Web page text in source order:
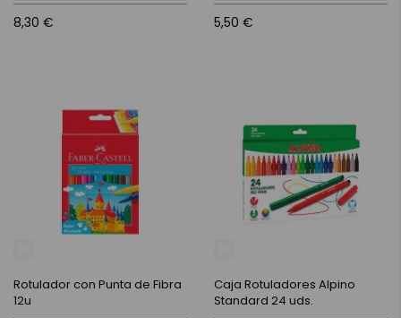
8,30 € 5,50 €
Rotulador con Punta de Fibra
12u
Caja Rotuladores Alpino
Standard 24 uds.